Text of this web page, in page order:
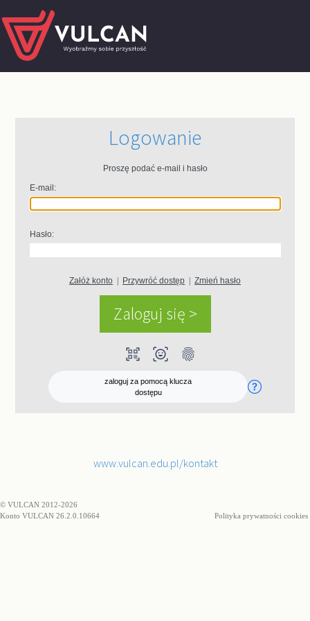
Logowanie
Proszę podać e-mail i hasło
E-mail:
Hasło:
Załóż konto Przywróć dostęp |Zmień hasło
qr_code_scanner ar_on_you fingerprint
zaloguj za pomocą klucza
dostępu
www.vulcan.edu.pl/kontakt
© VULCAN 2012-2026
Konto VULCAN 26.2.0.10664
Polityka prywatności cookies